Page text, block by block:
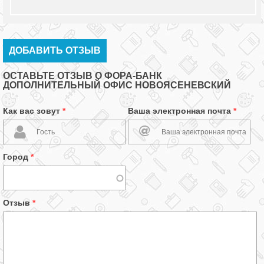
ДОБАВИТЬ ОТЗЫВ
ОСТАВЬТЕ ОТЗЫВ О ФОРА-БАНК
ДОПОЛНИТЕЛЬНЫЙ ОФИС НОВОЯСЕНЕВСКИЙ
Как вас зовут * Ваша электронная почта *
Город *
Отзыв *